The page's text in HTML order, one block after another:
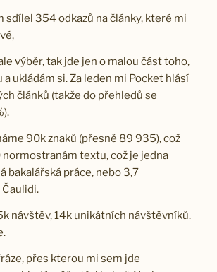
sdílel 354 odkazů na články, které mi
výběr, tak jde jen o malou část toho,
a ukládám si. Za leden mi Pocket hlásí
článků (takže do přehledů se
90k znaků (přesně 89 935), což
textu, což je jedna
bakalářská práce, nebo 3,7
návštěv, 14k unikátních návštěvníků.
přes kterou mi sem jde